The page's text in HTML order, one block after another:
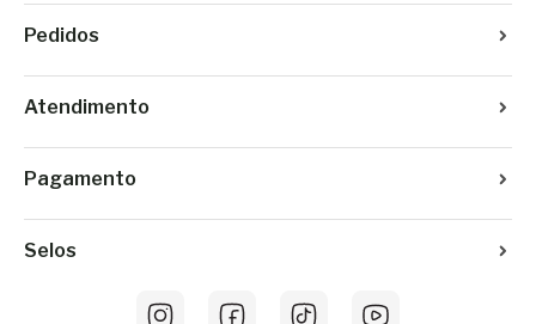
Pedidos
Atendimento
Pagamento
Selos